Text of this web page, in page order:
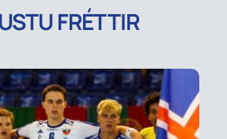
FRÉTTIR